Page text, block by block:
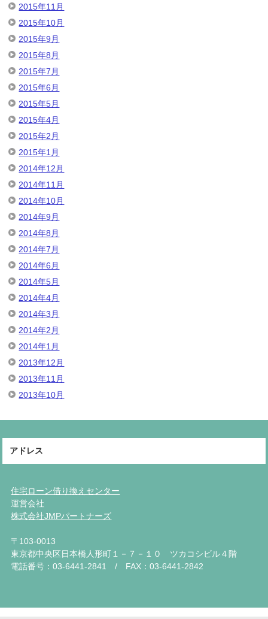
2015年11月
2015年10月
2015年9月
2015年8月
2015年7月
2015年6月
2015年5月
2015年4月
2015年2月
2015年1月
2014年12月
2014年11月
2014年10月
2014年9月
2014年8月
2014年7月
2014年6月
2014年5月
2014年4月
2014年3月
2014年2月
2014年1月
2013年12月
2013年11月
2013年10月
アドレス
住宅ローン借り換えセンター
運営会社
株式会社JMPパートナーズ
〒103-0013
東京都中央区日本橋人形町１－７－１０ ツカコシビル４階
電話番号：03-6441-2841 / FAX：03-6441-2842